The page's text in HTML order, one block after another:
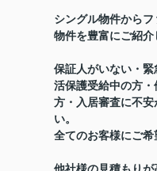
シングル物件から
物件を豊富にご紹介
保証人がいない・
活保護受給中の方
方・入居審査に不
い。
全てのお客様にご希